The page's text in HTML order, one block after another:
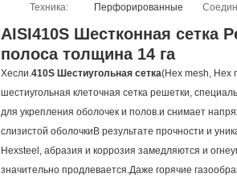
Техника: Перфорированные
AISI410S Шестконная сетка
полоса толщина 14 га
Хесли.410S Шестиугольная сетка(Hex mesh, Hex
шестиугольная клеточная сетка решетки,
для укрепления оболочек и полов.и снимает
слизистой оболочкиВ результате прочности и
Hexsteel, абразия и коррозия замедляются и
значительно продлевается.Даже горячие